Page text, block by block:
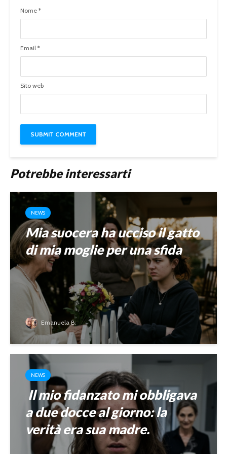
Nome *
Email *
Sito web
Potrebbe interessarti
NEWS
Mia suocera ha ucciso il gatto
di mia moglie per una sfida
Emanuela B.
NEWS
Il mio fidanzato mi obbligava
a due docce al giorno: la
verità era sua madre.